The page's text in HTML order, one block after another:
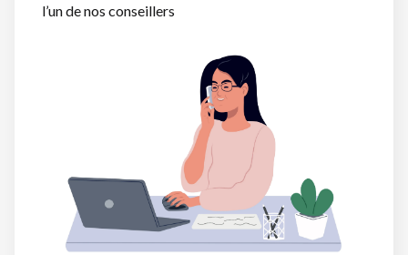
l’un de nos conseillers